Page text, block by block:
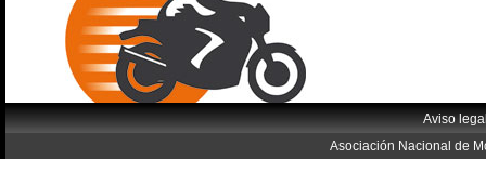
Aviso
Asociación Nacional de